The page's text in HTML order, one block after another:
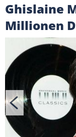
Ghislaine
Millionen